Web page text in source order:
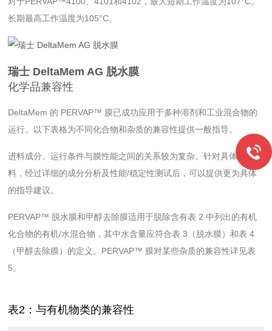
长期最高工作温度为105°C。
瑞士 DeltaMem AG 脱水膜
化学品兼容性
DeltaMem 的 PERVAP™ 膜已成功应用于多种溶剂和工业混合物的
运行。以下表格为不同化合物和杂质的兼容性提供一般指导。
进料成分、运行条件与膜性能之间的关系较为复杂。针对具体的进
料，经过详细的成分分析及性能/稳定性测试后，可以提供更为具体
的指导建议。
PERVAP™ 脱水膜和甲醇去除膜适用于脱除含有表 2 中列出的有机
化合物的有机/水混合物，其中水含量应符合表 3（脱水膜）和表 4
（甲醇去除膜）的定义。PERVAP™ 膜对某些杂质的兼容性详见表
5。
表2：与有机物类的兼容性